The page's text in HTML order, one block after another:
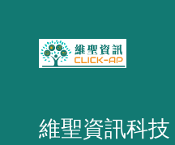
維聖資訊科技